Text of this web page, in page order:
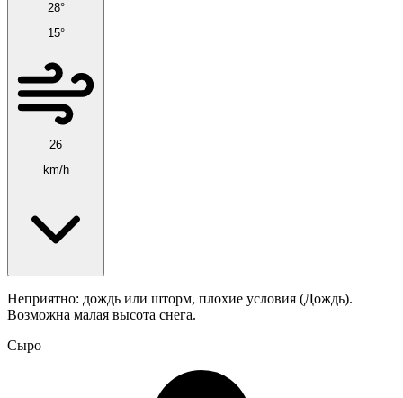
28°
15°
26
km/h
Неприятно: дождь или шторм, плохие условия (Дождь).
Возможна малая высота снега.
Сыро